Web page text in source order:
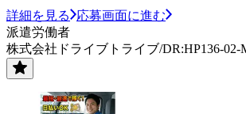
詳細を見る
応募画面に進む
派遣労働者
株式会社ドライブトライブ/DR:HP136-02-